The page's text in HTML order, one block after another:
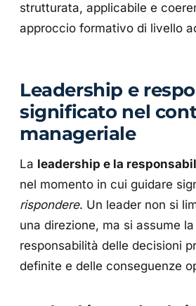
strutturata, applicabile e
approccio formativo di livello
Leadership e
significato nel
manageriale
La leadership e la
nel momento in cui guidare
rispondere. Un leader non si
una direzione, ma si assume
responsabilità delle decisioni
definite e delle conseguenze